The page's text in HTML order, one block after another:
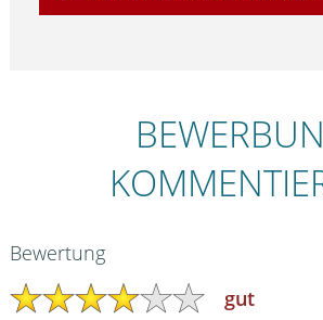
Bewertung
gut